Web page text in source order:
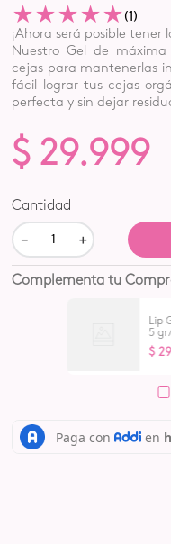
★★★★★(1)
¡Ahora será posible tener
Nuestro Gel de
cejas para mantenerlas
fácil lograr tus cejas
perfecta y sin dejar
$ 29.999
Cantidad
＋
－
Complementa tu
Lip
5 gr
$ 29